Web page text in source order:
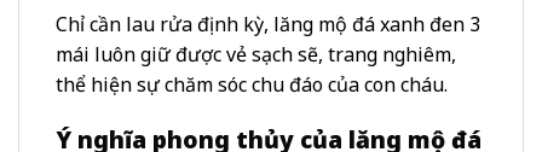
Chỉ cần lau rửa định kỳ, lăng mộ đá xanh đen 3
mái luôn giữ được vẻ sạch sẽ, trang nghiêm,
thể hiện sự chăm sóc chu đáo của con cháu.
Ý nghĩa phong thủy của lăng mộ đá